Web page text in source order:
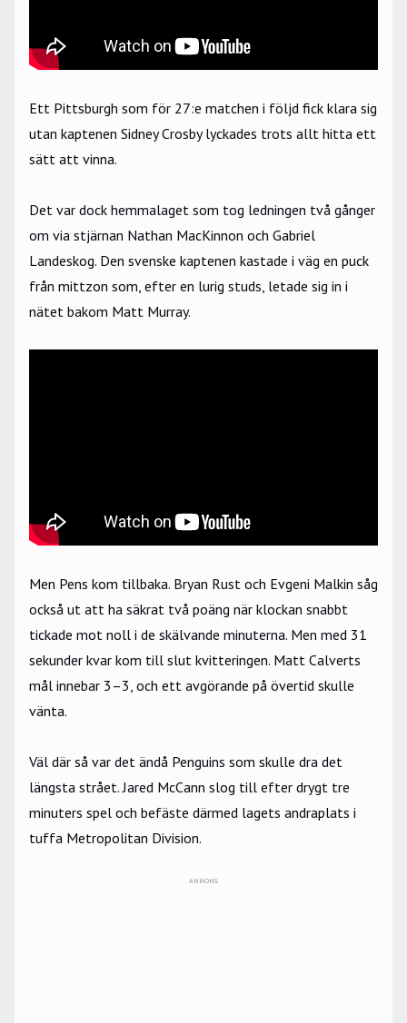
Ett Pittsburgh som för 27:e matchen i följd fick klara sig
utan kaptenen Sidney Crosby lyckades trots allt hitta ett
sätt att vinna.
Det var dock hemmalaget som tog ledningen två gånger
om via stjärnan Nathan MacKinnon och Gabriel
Landeskog. Den svenske kaptenen kastade i väg en puck
från mittzon som, efter en lurig studs, letade sig in i
nätet bakom Matt Murray.
Men Pens kom tillbaka. Bryan Rust och Evgeni Malkin såg
också ut att ha säkrat två poäng när klockan snabbt
tickade mot noll i de skälvande minuterna. Men med 31
sekunder kvar kom till slut kvitteringen. Matt Calverts
mål innebar 3–3, och ett avgörande på övertid skulle
vänta.
Väl där så var det ändå Penguins som skulle dra det
längsta strået. Jared McCann slog till efter drygt tre
minuters spel och befäste därmed lagets andraplats i
tuffa Metropolitan Division.